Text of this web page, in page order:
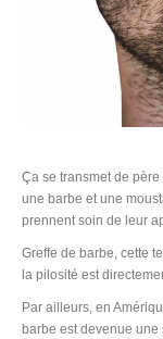
Ça se transmet de
une barbe et une
prennent soin de leur
Greffe de barbe, cette
la pilosité est
Par ailleurs, en
barbe est devenue